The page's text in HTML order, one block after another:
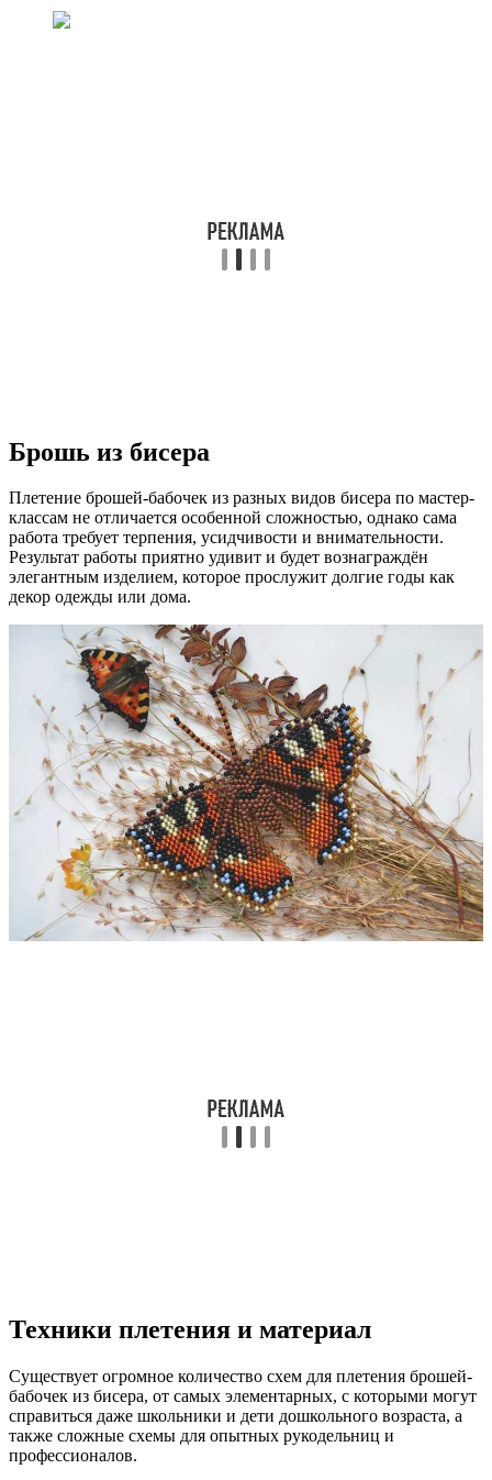
Брошь из бисера
Плетение брошей-бабочек из разных видов бисера по мастер-
классам не отличается особенной сложностью, однако сама
работа требует терпения, усидчивости и внимательности.
Результат работы приятно удивит и будет вознаграждён
элегантным изделием, которое прослужит долгие годы как
декор одежды или дома.
Техники плетения и материал
Существует огромное количество схем для плетения брошей-
бабочек из бисера, от самых элементарных, с которыми могут
справиться даже школьники и дети дошкольного возраста, а
также сложные схемы для опытных рукодельниц и
профессионалов.